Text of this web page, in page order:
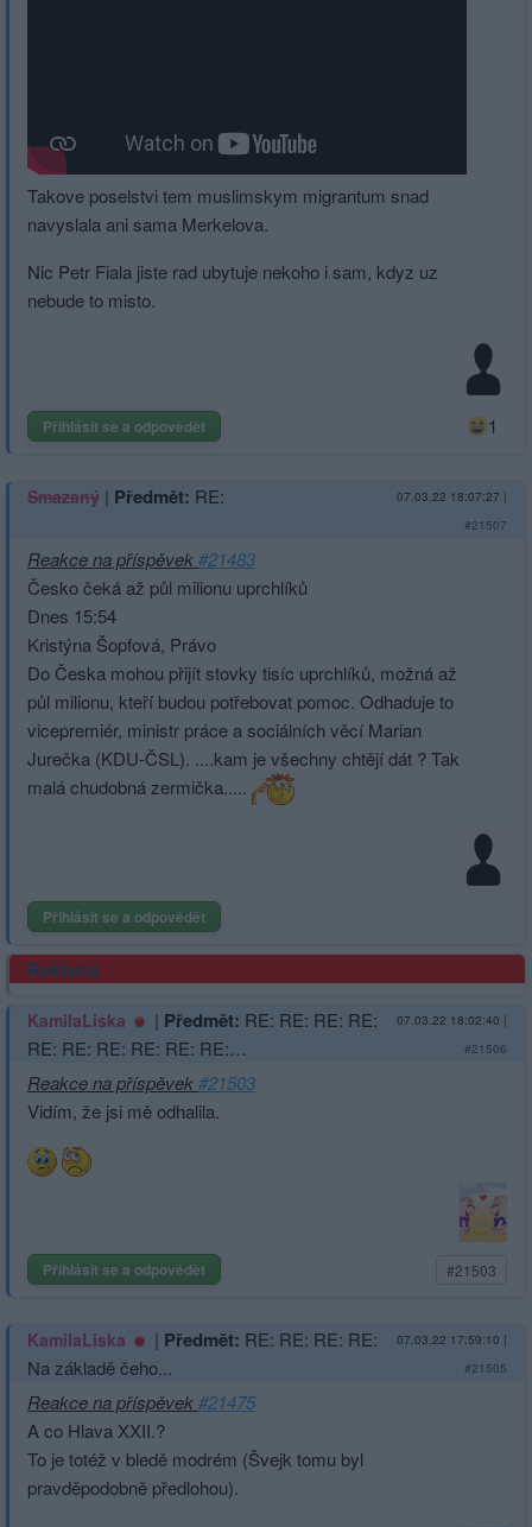
Takove poselstvi tem muslimskym migrantum snad
navyslala ani sama Merkelova.
Nic Petr Fiala jiste rad ubytuje nekoho i sam, kdyz uz
nebude to misto.
Přihlásit se a odpovědět 1
Smazaný | Předmět: RE: 07.03.22 18:07:27 |
#21507
Reakce na příspěvek#21483
Česko čeká až půl milionu uprchlíků
Dnes 15:54
Kristýna Šopfová, Právo
Do Česka mohou přijít stovky tisíc uprchlíků, možná až
půl milionu, kteří budou potřebovat pomoc. Odhaduje to
vicepremiér, ministr práce a sociálních věcí Marian
Jurečka (KDU-ČSL). ....kam je všechny chtějí dát ? Tak
malá chudobná zermička.....
Přihlásit se a odpovědět
Reklama
KamilaLiska | Předmět: RE: RE: RE: RE:
RE: RE: RE: RE: RE: RE:…
07.03.22 18:02:40 |
#21506
Reakce na příspěvek#21503
Vidím, že jsi mě odhalila.
Přihlásit se a odpovědět #21503
KamilaLiska | Předmět: RE: RE: RE: RE:
Na základě čeho...
07.03.22 17:59:10 |
#21505
Reakce na příspěvek#21475
A co Hlava XXII.?
To je totéž v bledě modrém (Švejk tomu byl
pravděpodobně předlohou).